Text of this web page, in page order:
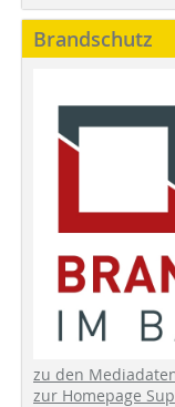
Brandschutz
zu den Mediadaten
zur Homepage